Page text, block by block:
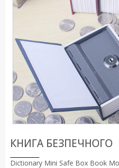
КНИГА БЕЗПЕЧНОГО
Dictionary Mini Safe Box Book